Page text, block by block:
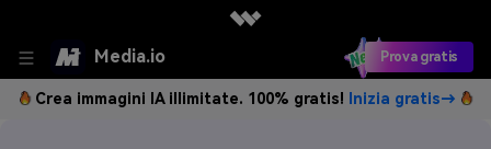
Media.io Prova gratis
Crea immagini IA illimitate. 100% gratis! Inizia gratis→